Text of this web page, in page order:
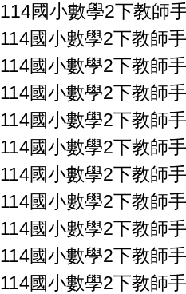
114國小數學2下教師
114國小數學2下教師
114國小數學2下教師
114國小數學2下教師
114國小數學2下教師
114國小數學2下教師
114國小數學2下教師
114國小數學2下教師
114國小數學2下教師
114國小數學2下教師
114國小數學2下教師